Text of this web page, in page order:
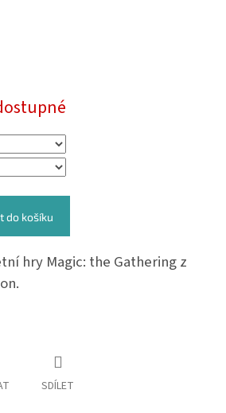
do košíku
hry Magic: the Gathering z
SDÍLET